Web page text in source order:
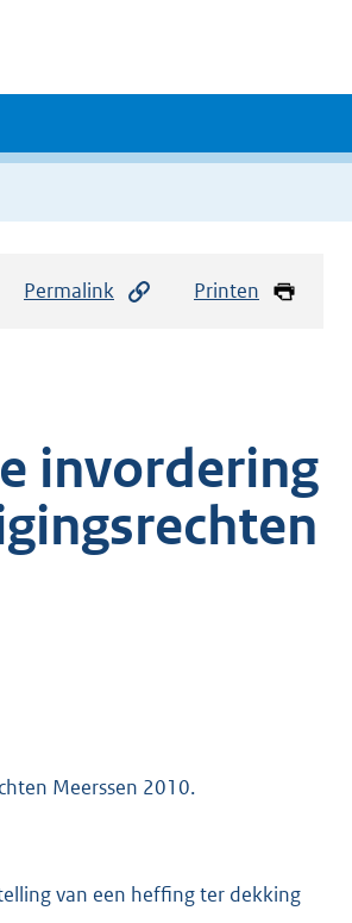
Permalink Printen
invordering
Meerssen 2010.
van een heffing ter dekking